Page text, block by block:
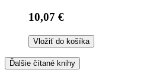
10,07 €
Vložiť do košíka
Ďalšie čítané knihy